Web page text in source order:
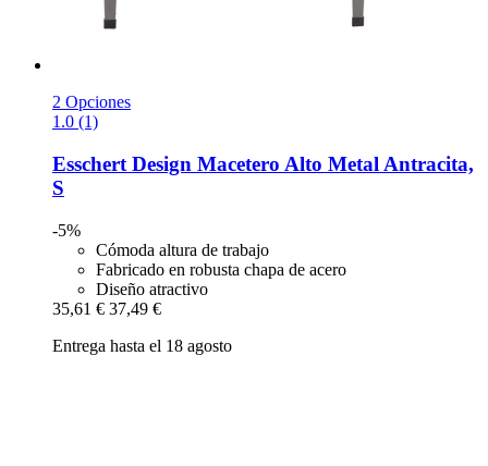
2 Opciones
1.0 (1)
Esschert Design Macetero Alto Metal Antracita,
S
-5%
Cómoda altura de trabajo
Fabricado en robusta chapa de acero
Diseño atractivo
35,61 € 37,49 €
Entrega hasta el 18 agosto